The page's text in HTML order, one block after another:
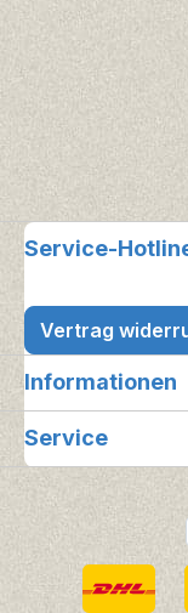
Service-
Vertrag
Informationen
Service